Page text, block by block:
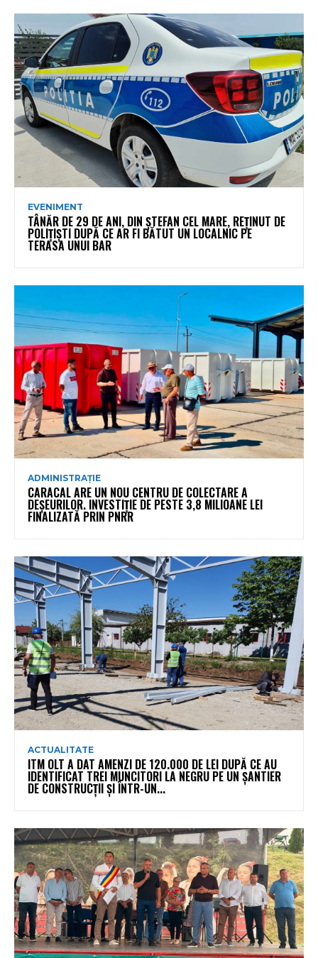
EVENIMENT
TÂNĂR DE 29 DE ANI, DIN ȘTEFAN CEL MARE, REȚINUT DE
POLIȚIȘTI DUPĂ CE AR FI BĂTUT UN LOCALNIC PE
TERASA UNUI BAR
ADMINISTRAȚIE
CARACAL ARE UN NOU CENTRU DE COLECTARE A
DEȘEURILOR. INVESTIȚIE DE PESTE 3,8 MILIOANE LEI
FINALIZATĂ PRIN PNRR
ACTUALITATE
ITM OLT A DAT AMENZI DE 120.000 DE LEI DUPĂ CE AU
IDENTIFICAT TREI MUNCITORI LA NEGRU PE UN ȘANTIER
DE CONSTRUCȚII ȘI ÎNTR-UN...